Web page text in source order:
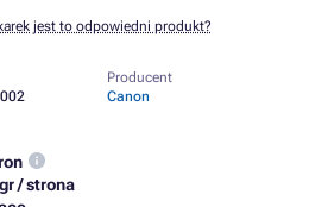
jest to odpowiedni produkt?
Producent
Canon
/ strona